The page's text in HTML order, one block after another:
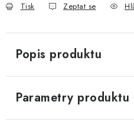
Tisk Zeptat se
Popis produktu
Parametry produktu